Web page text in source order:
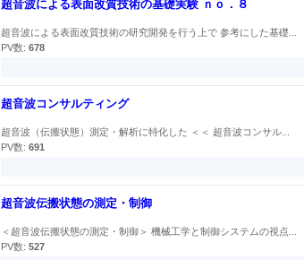
超音波による表面改質技術の基礎実験 ｎｏ．８
超音波による表面改質技術の研究開発を行う上で 参考にした基礎...
PV数: 678
超音波コンサルティング
超音波（伝搬状態）測定・解析に特化した ＜＜ 超音波コンサル...
PV数: 691
超音波伝搬状態の測定・制御
＜超音波伝搬状態の測定・制御＞ 機械工学と制御システムの視点...
PV数: 527